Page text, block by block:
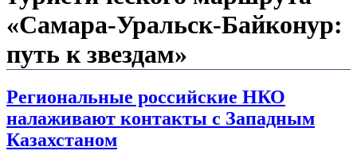
«Самара-Уральск-Байконур:
путь к звездам»
Региональные российские НКО
налаживают контакты с Западным
Казахстаном